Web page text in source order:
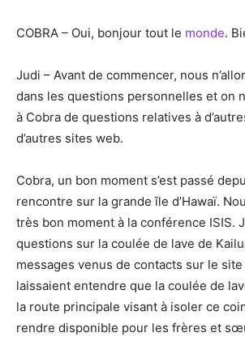
COBRA – Oui, bonjour tout le monde.
Judi – Avant de commencer, nous
dans les questions personnelles et on
à Cobra de questions relatives à
d’autres sites web.
Cobra, un bon moment s’est passé
rencontre sur la grande île d’Hawaï.
très bon moment à la conférence ISIS.
questions sur la coulée de lave de
messages venus de contacts sur le site
laissaient entendre que la coulée de
la route principale visant à isoler ce
rendre disponible pour les frères et